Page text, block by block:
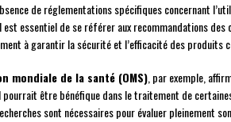
de réglementations spécifiques concernant
essentiel de se référer aux recommandations
à garantir la sécurité et l’efficacité des produits
mondiale de la santé (OMS) , par exemple,
pourrait être bénéfique dans le traitement de
sont nécessaires pour évaluer pleinement